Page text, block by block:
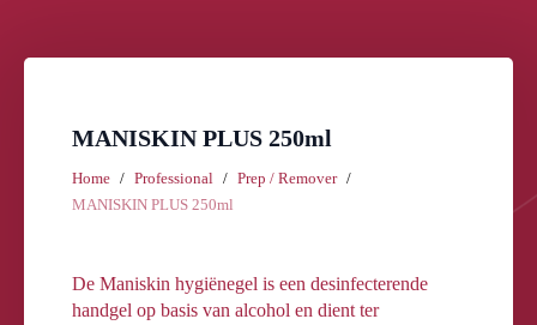
MANISKIN PLUS 250ml
Home Professional
Prep / Remover
MANISKIN PLUS 250ml
De Maniskin hygiënegel is een desinfecterende
handgel op basis van alcohol en dient ter